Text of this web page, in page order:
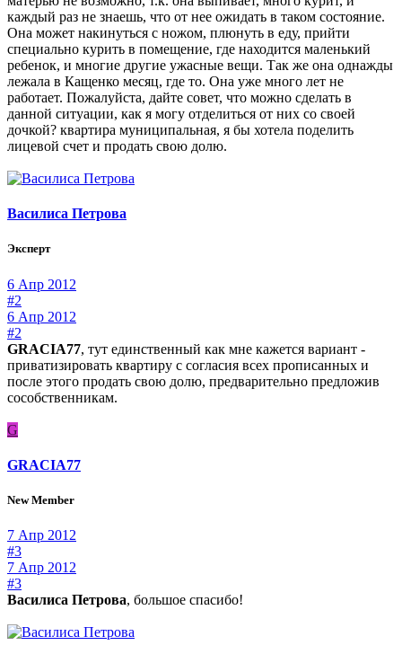
каждый раз не знаешь, что от нее ожидать в таком состояние.
Она может накинуться с ножом, плюнуть в еду, прийти
специально курить в помещение, где находится маленький
ребенок, и многие другие ужасные вещи. Так же она однажды
лежала в Кащенко месяц, где то. Она уже много лет не
работает. Пожалуйста, дайте совет, что можно сделать в
данной ситуации, как я могу отделиться от них со своей
дочкой? квартира муниципальная, я бы хотела поделить
лицевой счет и продать свою долю.
Василиса Петрова
Эксперт
6 Апр 2012
#2
6 Апр 2012
#2
GRACIA77, тут единственный как мне кажется вариант -
приватизировать квартиру с согласия всех прописанных и
после этого продать свою долю, предварительно предложив
сособственникам.
G
GRACIA77
New Member
7 Апр 2012
#3
7 Апр 2012
#3
Василиса Петрова, большое спасибо!